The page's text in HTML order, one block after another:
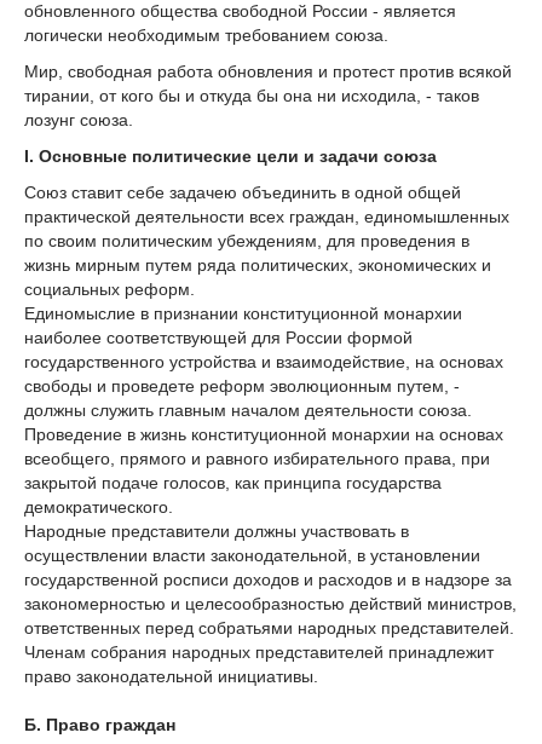
обновленного общества свободной России - является
логически необходимым требованием союза.
Мир, свободная работа обновления и протест против всякой
тирании, от кого бы и откуда бы она ни исходила, - таков
лозунг союза.
I. Основные политические цели и задачи союза
Союз ставит себе задачею объединить в одной общей
практической деятельности всех граждан, единомышленных
по своим политическим убеждениям, для проведения в
жизнь мирным путем ряда политических, экономических и
социальных реформ.
Единомыслие в признании конституционной монархии
наиболее соответствующей для Poccии формой
государственного устройства и взаимодействие, на основах
свободы и проведете реформ эволюционным путем, -
должны служить главным началом деятельности союза.
Проведение в жизнь конституционной монархии на основах
всеобщего, прямого и равного избирательного права, при
закрытой подаче голосов, как принципа государства
демократического.
Народные представители должны участвовать в
осуществлении власти законодательной, в установлении
государственной росписи доходов и расходов и в надзоре за
закономерностью и целесообразностью действий министров,
ответственных перед собратьями народных представителей.
Членам собрания народных представителей принадлежит
право законодательной инициативы.
Б. Право граждан